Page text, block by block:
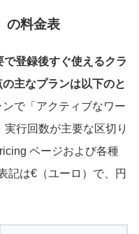
の料金表
登録後すぐ使えるクラ
主なプランは以下のと
で「アクティブなワー
行回数が主要な区切り
ページおよび各種
記は€（ユーロ）で、円